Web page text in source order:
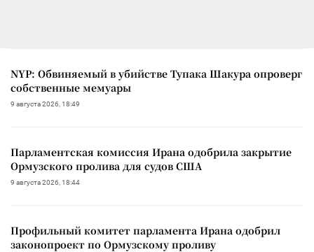
NYP: Обвиняемый в убийстве Тупака Шакура опроверг
собственные мемуары
9 августа 2026, 18:49
Парламентская комиссия Ирана одобрила закрытие
Ормузского пролива для судов США
9 августа 2026, 18:44
Профильный комитет парламента Ирана одобрил
законопроект по Ормузскому проливу